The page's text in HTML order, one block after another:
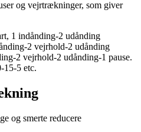
og vejrtrækninger, som giver
1 indånding-2 udånding
2 vejrhold-2 udånding
2 vejrhold-2 udånding-1 pause.
15-5 etc.
og smerte reducere